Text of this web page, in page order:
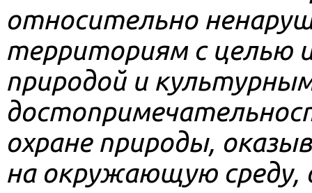
относительно
территориям с целью
природой и
охране природы,
на окружающую среду,